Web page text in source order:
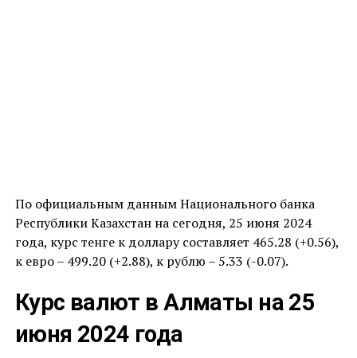
По официальным данным Национального банка
Республики Казахстан на сегодня, 25 июня 2024
года, курс тенге к доллару составляет 465.28 (+0.56),
к евро – 499.20 (+2.88), к рублю – 5.33 (-0.07).
Курс валют в Алматы на 25
июня 2024 года